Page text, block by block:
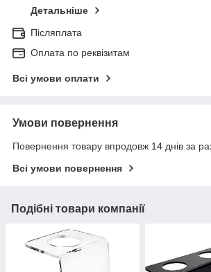
Детальніше
Післяплата
Оплата по реквізитам
Всі умови оплати
Умови повернення
Повернення товару впродовж 14 днів за
Всі умови повернення
Подібні товари компанії